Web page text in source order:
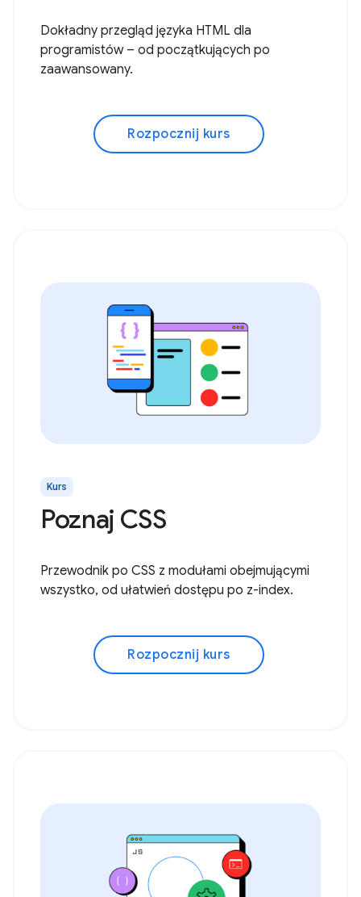
Dokładny przegląd języka HTML dla
programistów – od początkujących po
zaawansowany.
Rozpocznij kurs
Kurs
Poznaj CSS
Przewodnik po CSS z modułami obejmującymi
wszystko, od ułatwień dostępu po z-index.
Rozpocznij kurs